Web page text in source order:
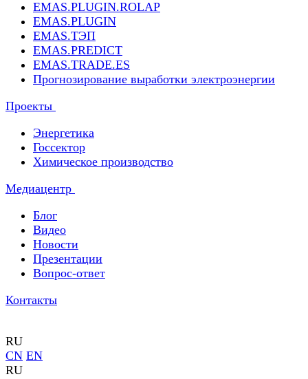
EMAS.PLUGIN.ROLAP
EMAS.PLUGIN
EMAS.ТЭП
EMAS.PREDICT
EMAS.TRADE.ES
Прогнозирование выработки электроэнергии
Проекты
Энергетика
Госсектор
Химическое производство
Медиацентр
Блог
Видео
Новости
Презентации
Вопрос-ответ
Контакты
RU
CN EN
RU